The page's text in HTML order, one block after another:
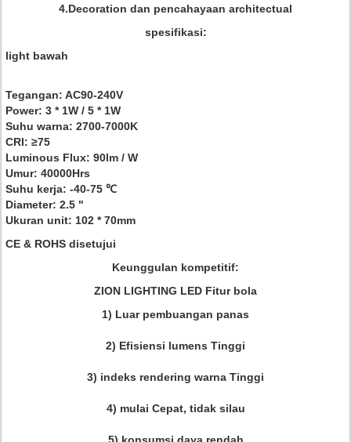
4.Decoration dan pencahayaan architectual
spesifikasi:
light bawah
Tegangan: AC90-240V
Power: 3 * 1W / 5 * 1W
Suhu warna: 2700-7000K
CRI: ≥75
Luminous Flux: 90lm / W
Umur: 40000Hrs
Suhu kerja: -40-75 ℃
Diameter: 2.5 "
Ukuran unit: 102 * 70mm
CE & ROHS disetujui
Keunggulan kompetitif:
ZION LIGHTING LED Fitur bola
1) Luar pembuangan panas
2) Efisiensi lumens Tinggi
3) indeks rendering warna Tinggi
4) mulai Cepat, tidak silau